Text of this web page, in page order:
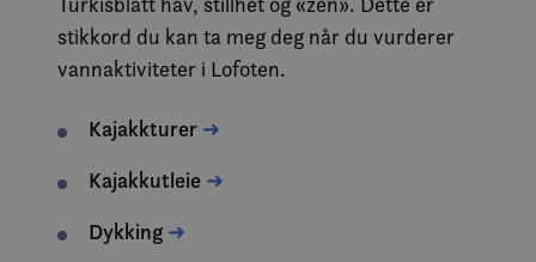
stikkord du kan ta meg deg når du vurderer
vannaktiviteter i Lofoten.
Kajakkturer ➜
Kajakkutleie ➜
Dykking ➜